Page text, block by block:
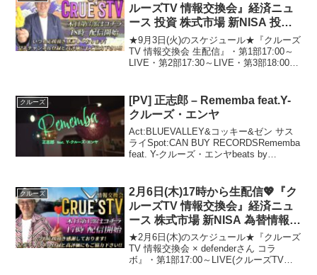
ルーズTV 情報交換会』経済ニュ
ース 投資 株式市場 新NISA 投資
信託 仮想通貨 ビットコイン 不動
産投資 為替 ベトナムドン イラク
ディナール
★9月3日(火)のスケジュール★『クルーズ
TV 情報交換会 生配信』・第1部17:00～
LIVE・第2部17:30～LIVE・第3部18:00～
スと...
クルーズ
[PV] 正志郎 – Rememba feat.Y-
クルーズ・エンヤ
Act:BLUEVALLEY&コッキー&ゼン サス
ライSpot:CAN BUY RECORDSRememba
feat. Y-クルーズ・エンヤbeats by
クルーズ
2月6日(木)17時から生配信💖『ク
ルーズTV 情報交換会』経済ニュ
ース 株式市場 新NISA 為替情報
世界情勢 RV GESARA 黄金時代
ベトナムドン イラクディナール
ベーシックインカム
★2月6日(木)のスケジュール★『クルーズ
TV 情報交換会 × defenderさん コラ
ボ』・第1部17:00～LIVE(クルーズTVチ